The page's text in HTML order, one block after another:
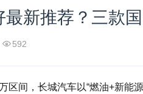
新推荐？三款
592
区间，长城汽车以“燃油+新能